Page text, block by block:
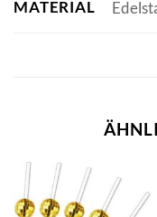
MATERIAL